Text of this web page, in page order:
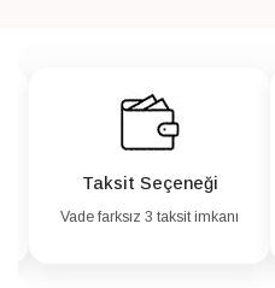
Taksit Seçeneği
Vade farksız 3 taksit imkanı